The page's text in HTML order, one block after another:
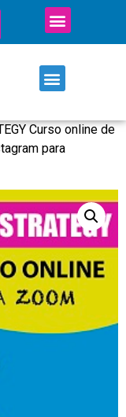
Curso online de
para